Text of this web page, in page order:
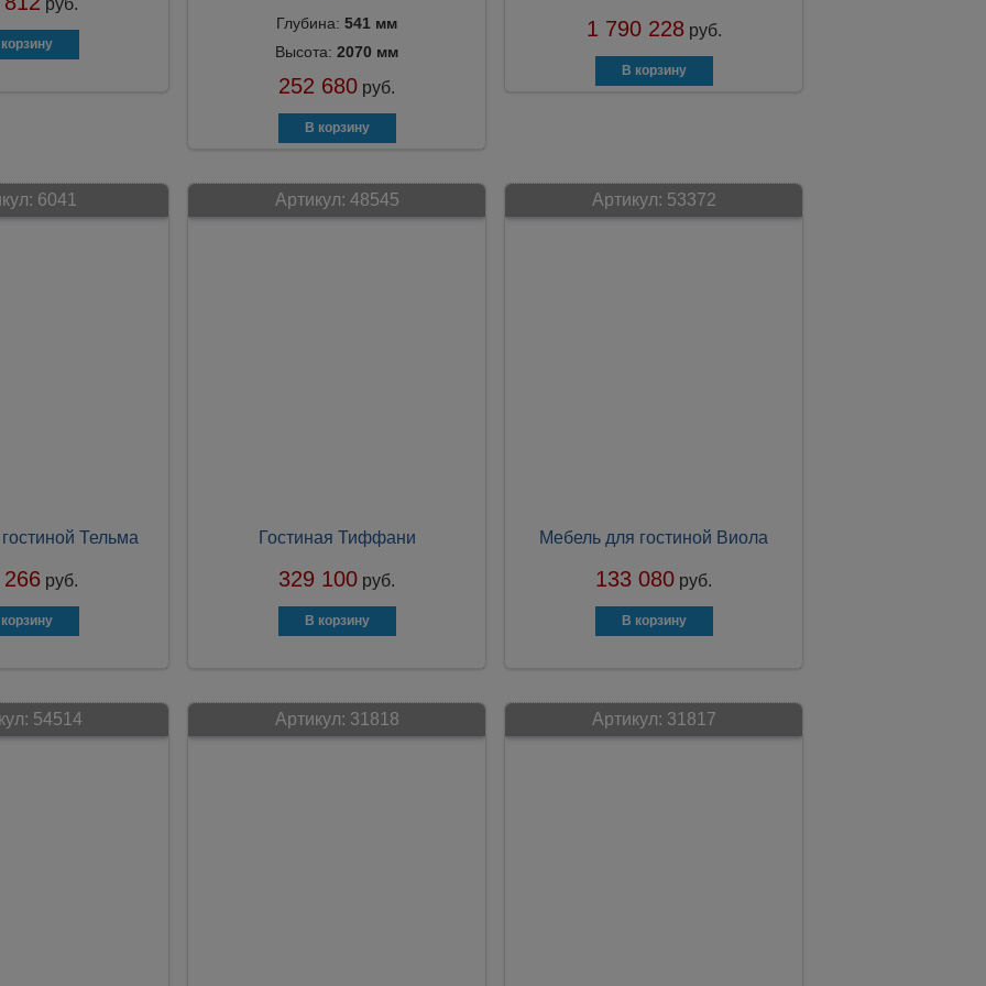
руб.
Глубина: 541 мм
Высота: 2070 мм
252 680 руб.
1 790 228 руб.
6041
Тельма
руб.
Артикул: 48545
Гостиная Тиффани
329 100 руб.
Артикул: 53372
Мебель для гостиной Виола
133 080 руб.
54514 Артикул: 31818 Артикул: 31817